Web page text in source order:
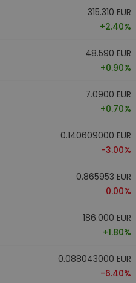
315.310 EUR
+2.40%
48.590 EUR
+0.90%
7.0900 EUR
+0.70%
0.140609000 EUR
-3.00%
0.865953 EUR
0.00%
186.000 EUR
+1.80%
0.088043000 EUR
-6.40%